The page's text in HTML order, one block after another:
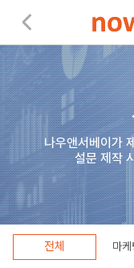
나우앤서베이가
설문 제작
전체 마